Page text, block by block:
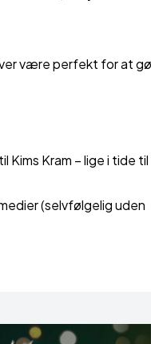
være perfekt for at
Kram – lige i tide til
(selvfølgelig uden